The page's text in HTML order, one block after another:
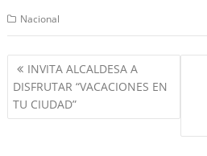
Nacional
Navegación
de
entradas
INVITA ALCALDESA A
DISFRUTAR “VACACIONES EN
TU CIUDAD”